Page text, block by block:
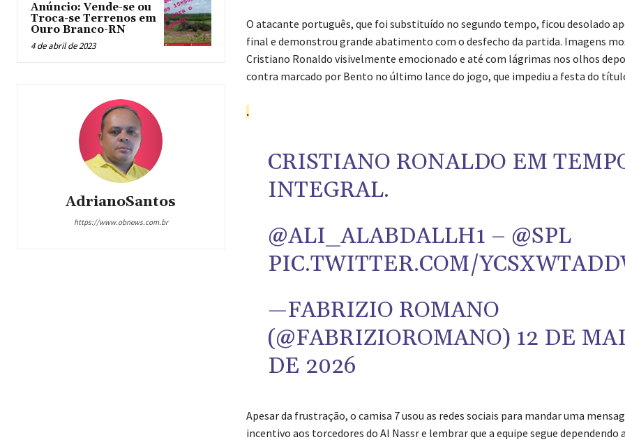
Anúncio: Vende-se ou
Troca-se Terrenos em
Ouro Branco-RN
4 de abril de 2023
AdrianoSantos
https://www.obnews.com.br
O atacante português, que foi substituído no segundo tempo, ficou desolado
final e demonstrou grande abatimento com o desfecho da partida. Imagens
Cristiano Ronaldo visivelmente emocionado e até com lágrimas nos olhos
contra marcado por Bento no último lance do jogo, que impediu a festa do
.
CRISTIANO RONALDO EM
INTEGRAL.
@ALI_ALABDALLH1 – @SPL
PIC.TWITTER.COM/
—FABRIZIO ROMANO
(@FABRIZIOROMANO) 12 DE
DE 2026
Apesar da frustração, o camisa 7 usou as redes sociais para mandar uma
incentivo aos torcedores do Al Nassr e lembrar que a equipe segue dependendo